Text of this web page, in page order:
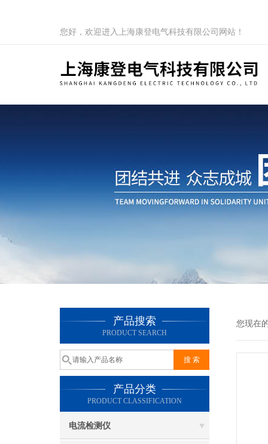
您好，欢迎进入上海康登电气科技有限公司网站！
产品搜索
PRODUCT SEARCH
产品分类
PRODUCT CLASSIFICATION
电流检测仪
您现在